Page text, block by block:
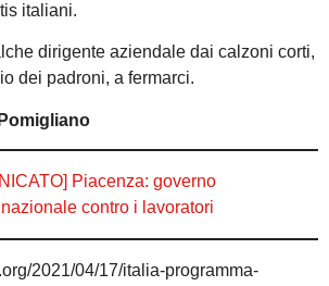
italiani.
dirigente aziendale dai calzoni corti,
dei padroni, a fermarci.
Piacenza: governo
contro i lavoratori
2021/04/17/italia-programma-